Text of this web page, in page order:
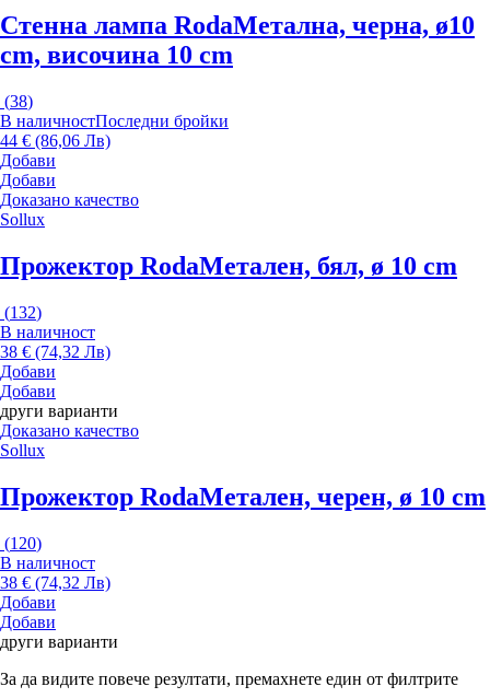
Стенна лампа RodaМетална, черна, ø10
cm, височина 10 cm
(38)
В наличностПоследни бройки
44 € (86,06 Лв)
Добави
Добави
Доказано качество
Sollux
Прожектор RodaМетален, бял, ø 10 cm
(132)
В наличност
38 € (74,32 Лв)
Добави
Добави
други варианти
Доказано качество
Sollux
Прожектор RodaМетален, черен, ø 10 cm
(120)
В наличност
38 € (74,32 Лв)
Добави
Добави
други варианти
За да видите повече резултати, премахнете един от филтрите